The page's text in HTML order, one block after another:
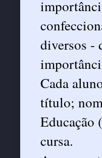
diversos -
Cada
título;
Educação
cursa.